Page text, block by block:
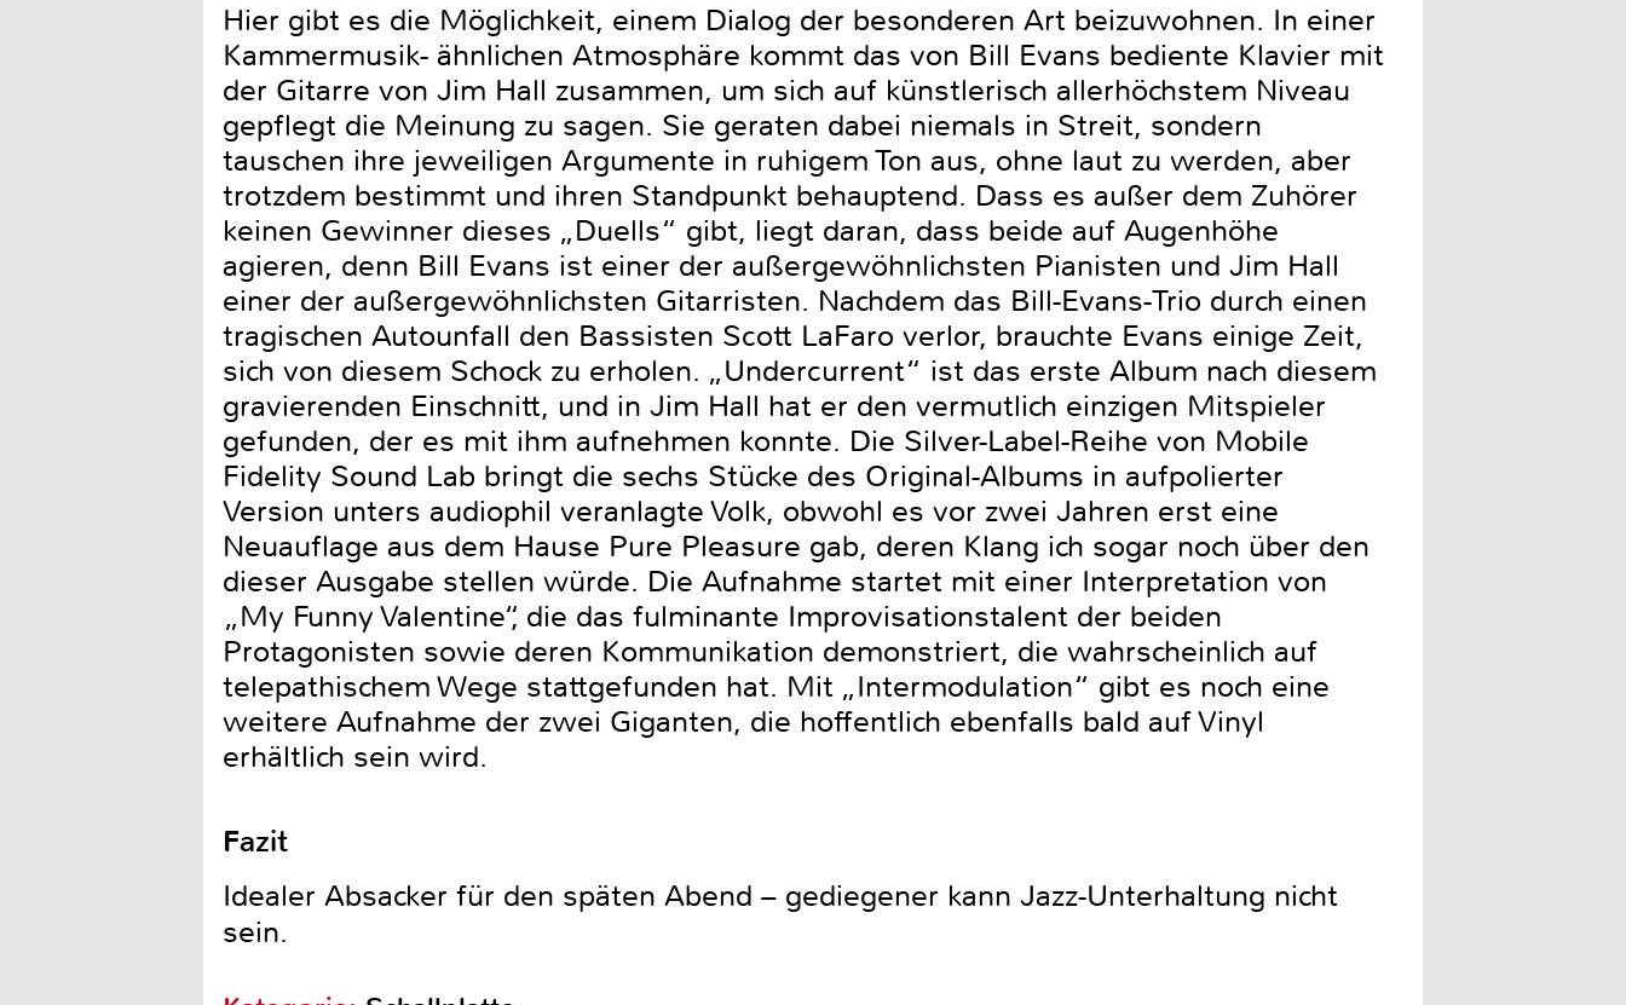
Hier gibt es die Möglichkeit, einem Dialog der besonderen Art beizuwohnen. In einer
Kammermusik- ähnlichen Atmosphäre kommt das von Bill Evans bediente Klavier mit
der Gitarre von Jim Hall zusammen, um sich auf künstlerisch allerhöchstem Niveau
gepflegt die Meinung zu sagen. Sie geraten dabei niemals in Streit, sondern
tauschen ihre jeweiligen Argumente in ruhigem Ton aus, ohne laut zu werden, aber
trotzdem bestimmt und ihren Standpunkt behauptend. Dass es außer dem Zuhörer
keinen Gewinner dieses „Duells“ gibt, liegt daran, dass beide auf Augenhöhe
agieren, denn Bill Evans ist einer der außergewöhnlichsten Pianisten und Jim Hall
einer der außergewöhnlichsten Gitarristen. Nachdem das Bill-Evans-Trio durch einen
tragischen Autounfall den Bassisten Scott LaFaro verlor, brauchte Evans einige Zeit,
sich von diesem Schock zu erholen. „Undercurrent“ ist das erste Album nach diesem
gravierenden Einschnitt, und in Jim Hall hat er den vermutlich einzigen Mitspieler
gefunden, der es mit ihm aufnehmen konnte. Die Silver-Label-Reihe von Mobile
Fidelity Sound Lab bringt die sechs Stücke des Original-Albums in aufpolierter
Version unters audiophil veranlagte Volk, obwohl es vor zwei Jahren erst eine
Neuauflage aus dem Hause Pure Pleasure gab, deren Klang ich sogar noch über den
dieser Ausgabe stellen würde. Die Aufnahme startet mit einer Interpretation von
„My Funny Valentine“, die das fulminante Improvisationstalent der beiden
Protagonisten sowie deren Kommunikation demonstriert, die wahrscheinlich auf
telepathischem Wege stattgefunden hat. Mit „Intermodulation“ gibt es noch eine
weitere Aufnahme der zwei Giganten, die hoffentlich ebenfalls bald auf Vinyl
erhältlich sein wird.
Fazit
Idealer Absacker für den späten Abend – gediegener kann Jazz-Unterhaltung nicht
sein.